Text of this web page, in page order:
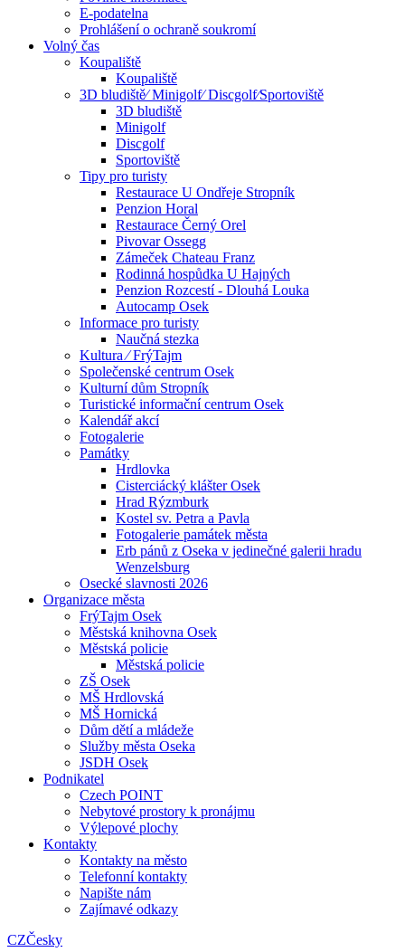
E-podatelna
Prohlášení o ochraně soukromí
Volný čas
Koupaliště
Koupaliště
3D bludiště⁄ Minigolf⁄ Discgolf⁄Sportoviště
3D bludiště
Minigolf
Discgolf
Sportoviště
Tipy pro turisty
Restaurace U Ondřeje Stropník
Penzion Horal
Restaurace Černý Orel
Pivovar Ossegg
Zámeček Chateau Franz
Rodinná hospůdka U Hajných
Penzion Rozcestí - Dlouhá Louka
Autocamp Osek
Informace pro turisty
Naučná stezka
Kultura ⁄ FrýTajm
Společenské centrum Osek
Kulturní dům Stropník
Turistické informační centrum Osek
Kalendář akcí
Fotogalerie
Památky
Hrdlovka
Cisterciácký klášter Osek
Hrad Rýzmburk
Kostel sv. Petra a Pavla
Fotogalerie památek města
Erb pánů z Oseka v jedinečné galerii hradu
Wenzelsburg
Osecké slavnosti 2026
Organizace města
FrýTajm Osek
Městská knihovna Osek
Městská policie
Městská policie
ZŠ Osek
MŠ Hrdlovská
MŠ Hornická
Dům dětí a mládeže
Služby města Oseka
JSDH Osek
Podnikatel
Czech POINT
Nebytové prostory k pronájmu
Výlepové plochy
Kontakty
Kontakty na město
Telefonní kontakty
Napište nám
Zajímavé odkazy
CZČesky